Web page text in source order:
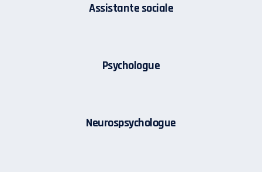
Assistante sociale
Psychologue
Neurospsychologue